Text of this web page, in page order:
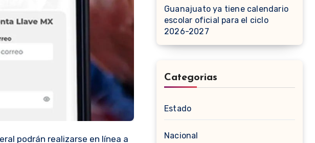
podrán realizarse en línea a
Guanajuato ya tiene calendario
escolar oficial para el ciclo
2026-2027
Categorias
Estado
Nacional